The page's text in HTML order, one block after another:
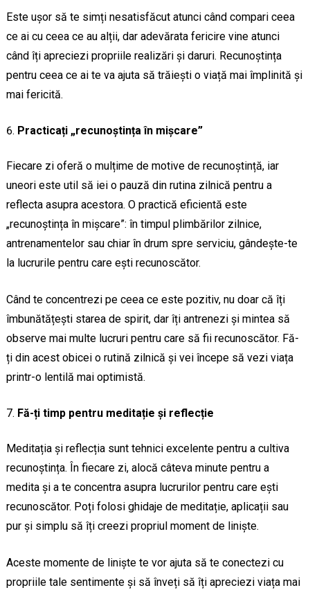
Este ușor să te simți nesatisfăcut atunci când compari ceea
ce ai cu ceea ce au alții, dar adevărata fericire vine atunci
când îți apreciezi propriile realizări și daruri. Recunoștința
pentru ceea ce ai te va ajuta să trăiești o viață mai împlinită și
mai fericită.
Practicați „recunoștința în mișcare”
Fiecare zi oferă o mulțime de motive de recunoștință, iar
uneori este util să iei o pauză din rutina zilnică pentru a
reflecta asupra acestora. O practică eficientă este
„recunoștința în mișcare”: în timpul plimbărilor zilnice,
antrenamentelor sau chiar în drum spre serviciu, gândește-te
la lucrurile pentru care ești recunoscător.
Când te concentrezi pe ceea ce este pozitiv, nu doar că îți
îmbunătățești starea de spirit, dar îți antrenezi și mintea să
observe mai multe lucruri pentru care să fii recunoscător. Fă-
ți din acest obicei o rutină zilnică și vei începe să vezi viața
printr-o lentilă mai optimistă.
Fă-ți timp pentru meditație și reflecție
Meditația și reflecția sunt tehnici excelente pentru a cultiva
recunoștința. În fiecare zi, alocă câteva minute pentru a
medita și a te concentra asupra lucrurilor pentru care ești
recunoscător. Poți folosi ghidaje de meditație, aplicații sau
pur și simplu să îți creezi propriul moment de liniște.
Aceste momente de liniște te vor ajuta să te conectezi cu
propriile tale sentimente și să înveți să îți apreciezi viața mai